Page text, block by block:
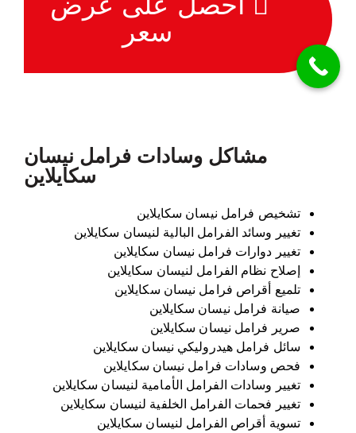
سعر
مشاكل وسادات فرامل نيسان
سكايلاين
تشخيص فرامل نيسان سكايلاين
تغيير وسائد الفرامل البالية لنيسان سكايلاين
تغيير دوارات فرامل نيسان سكايلاين
إصلاح نظام الفرامل لنيسان سكايلاين
تلميع أقراص فرامل نيسان سكايلاين
صيانة فرامل نيسان سكايلاين
صرير فرامل نيسان سكايلاين
سائل فرامل هيدروليكي نيسان سكايلاين
فحص وسادات فرامل نيسان سكايلاين
تغيير وسادات الفرامل الأمامية لنيسان سكايلاين
تغيير فحمات الفرامل الخلفية لنيسان سكايلاين
تسوية أقراص الفرامل لنيسان سكايلاين